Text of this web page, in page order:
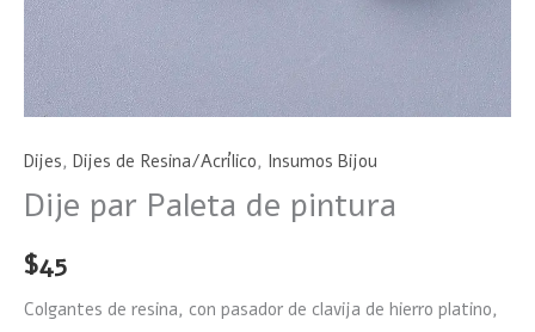
Dijes, Dijes de Resina/Acrílico, Insumos Bijou
Dije par Paleta de pintura
$45
Colgantes de resina, con pasador de clavija de hierro platino,